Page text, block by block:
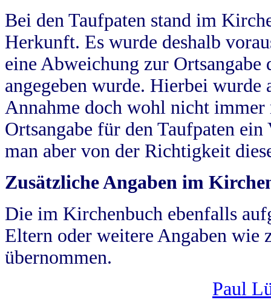
Bei den Taufpaten stand im
Herkunft. Es wurde deshalb
eine Abweichung zur
angegeben wurde. Hierbei wurde
Annahme doch wohl nicht
Ortsangabe für den Taufpaten
man aber von der Richtigkeit
Zusätzliche Angaben im
Die im Kirchenbuch ebenfalls
Eltern oder weitere Angaben wie
übernommen.
Paul